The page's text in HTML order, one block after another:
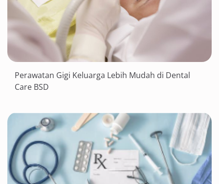
Perawatan Gigi Keluarga Lebih Mudah di Dental
Care BSD